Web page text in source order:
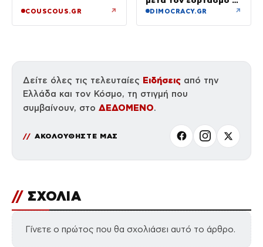
Σαντορίνης
COUSCOUS.GR ↗
Έσπασαν εικόνες στην
DIMOCRACY.GR ↗
Δείτε όλες τις τελευταίες Ειδήσεις από την
Ελλάδα και τον Κόσμο, τη στιγμή που
συμβαίνουν, στο ΔΕΔΟΜΕΝΟ.
ΑΚΟΛΟΥΘΗΣΤΕ ΜΑΣ
// ΣΧΟΛΙΑ
Γίνετε ο πρώτος που θα σχολιάσει αυτό το άρθρο.